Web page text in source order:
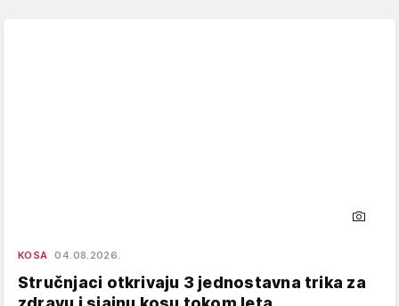
KOSA 04.08.2026.
Stručnjaci otkrivaju 3 jednostavna trika za